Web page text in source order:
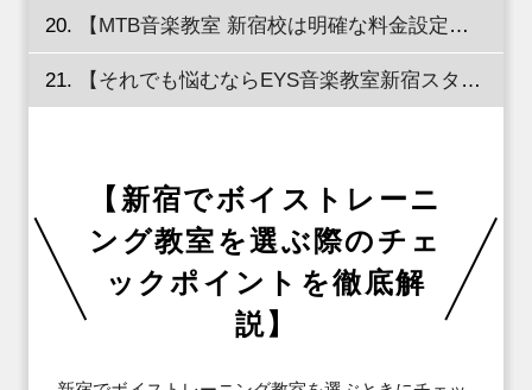
【MTB音楽教室 新宿校は明確な料金設定だから安心！】
【それでも悩むならEYS音楽教室新宿スタジオ】
【新宿でボイストレーニ
ング教室を選ぶ際のチェ
ックポイントを徹底解
説】